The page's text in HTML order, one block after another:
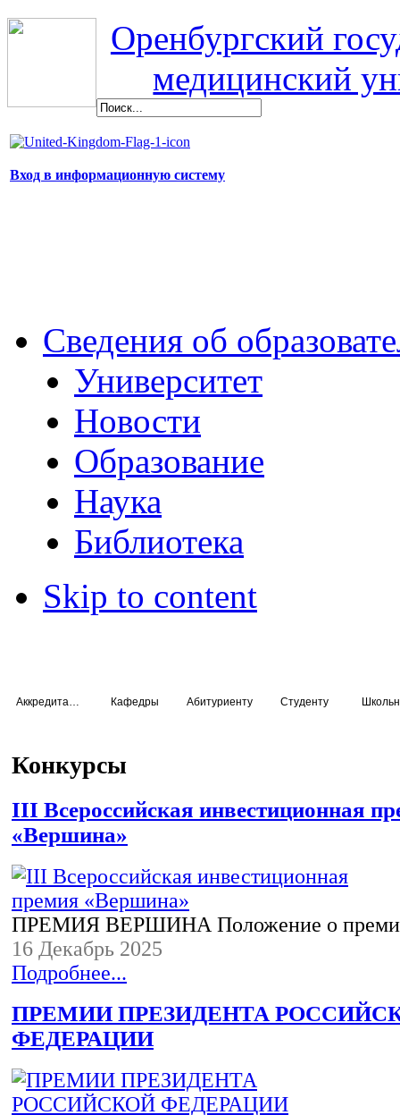
Оренбургский
медицинский
Вход в информационную систему
Сведения об
Университет
Новости
Образование
Наука
Библиотека
Skip to content
Кафедры Абитуриенту Студенту
Конкурсы
III Всероссийская инвестиционная
«Вершина»
ПРЕМИЯ ВЕРШИНА Положение о
16 Декабрь 2025
Подробнее...
ПРЕМИИ ПРЕЗИДЕНТА
ФЕДЕРАЦИИ